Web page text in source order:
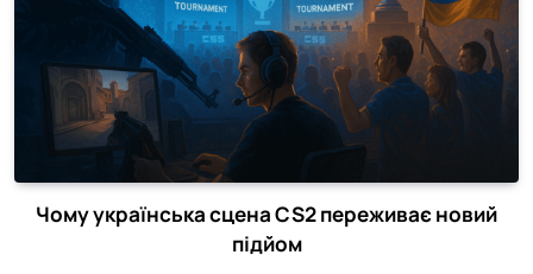
Чому українська сцена CS2 переживає новий
підйом